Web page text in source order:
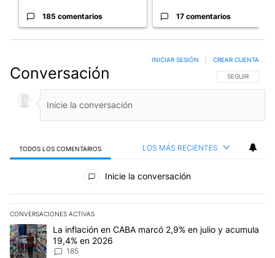
185 comentarios 17 comentarios
Conversación SIGA ESTA
SEGUIR
INICIAR SESIÓN CREAR CUENTA
TODOS LOS COMENTARIOS LOS MÁS RECIENTES
Todos los comentarios
Inicie la conversación
CONVERSACIONES ACTIVAS
Este listado muestra los artículos con más comentarios en los
Un artículo de tendencia con el título "La inflación en CABA
La inflación en CABA marcó 2,9% en julio y acumula
19,4% en 2026
185